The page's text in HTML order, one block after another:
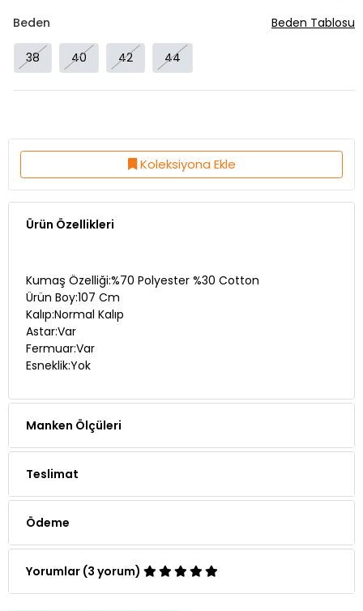
38
Koleksiyona Ekle
Ürün Özellikleri
Ürün Boy:107 Cm
Kalıp:Normal Kalıp
Astar:Var
Fermuar:Var
Esneklik:Yok
Manken Ölçüleri
Teslimat
Ödeme
Yorumlar (3 yorum)